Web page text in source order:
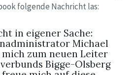
folgende Nachricht las:
in eigener Sache:
Michael
zum neuen Leiter
Bigge-Olsberg